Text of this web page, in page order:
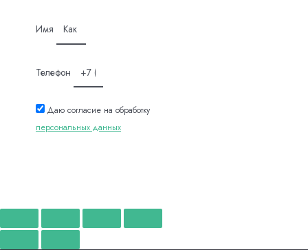
Имя
Телефон
Даю согласие на обработку
персональных данных